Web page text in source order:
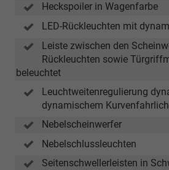
Heckspoiler in Wagenfarbe
LED-Rückleuchten mit
Leiste zwischen den
Rückleuchten sowie
beleuchtet
Leuchtweitenregulierung
dynamischem
Nebelscheinwerfer
Nebelschlussleuchten
Seitenschwellerleisten in